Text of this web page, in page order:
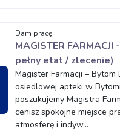
Dam pracę
MAGISTER FARMACJI
pełny etat / zlecenie)
Magister Farmacji – Bytom
osiedlowej apteki w
poszukujemy Magistra
cenisz spokojne miejsce
atmosferę i indyw...